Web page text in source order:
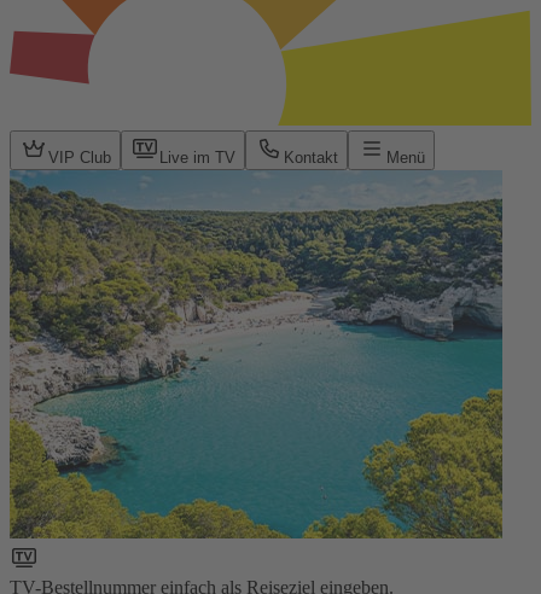
VIP Club Live im TV Kontakt Menü
TV-Bestellnummer einfach als Reiseziel eingeben.